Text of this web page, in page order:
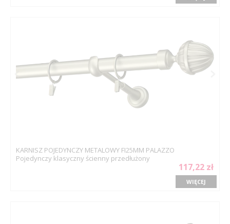
KARNISZ POJEDYNCZY METALOWY FI25MM PALAZZO
Pojedynczy klasyczny ścienny przedłużony
117,22 zł
WIĘCEJ